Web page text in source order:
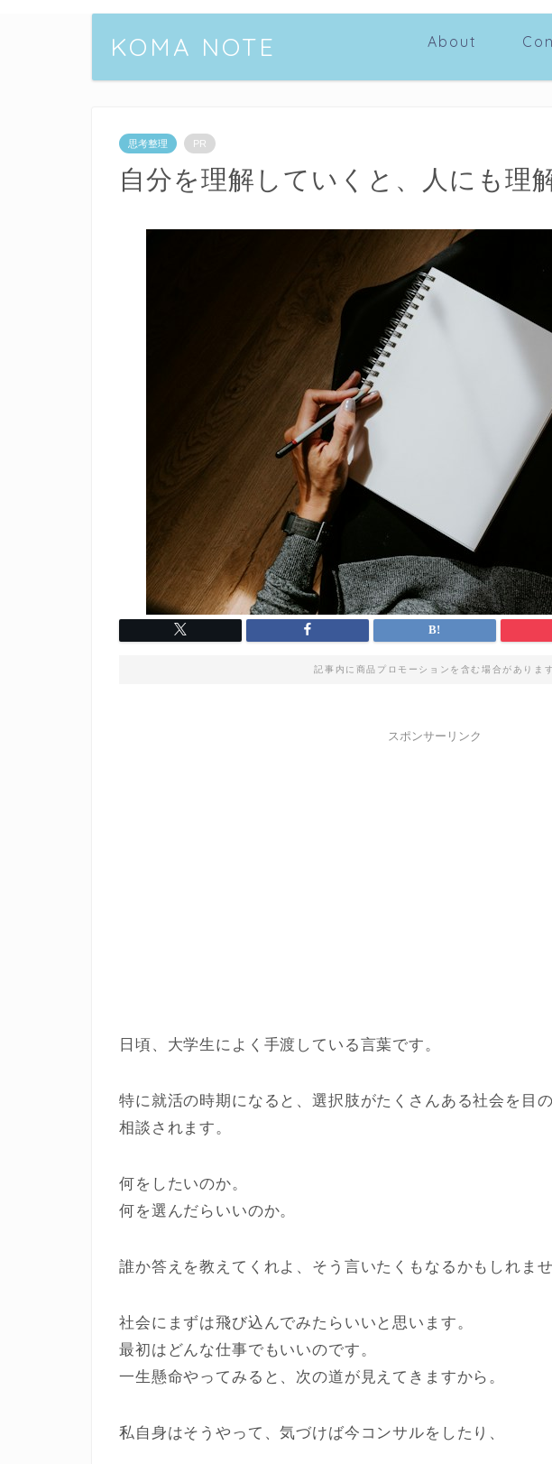
KOMA NOTE About
思考整理 PR
自分を理解していくと、人にも理
記事内に商品プロモーションを含む場合があります
スポンサーリンク
日頃、大学生によく手渡している言葉です。
特に就活の時期になると、選択肢がたくさんある社会を目
相談されます。
何をしたいのか。
何を選んだらいいのか。
誰か答えを教えてくれよ、そう言いたくもなるかもしれませ
社会にまずは飛び込んでみたらいいと思います。
最初はどんな仕事でもいいのです。
一生懸命やってみると、次の道が見えてきますから。
私自身はそうやって、気づけば今コンサルをしたり、